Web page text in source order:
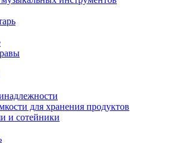
для хранения продуктов
и сотейники